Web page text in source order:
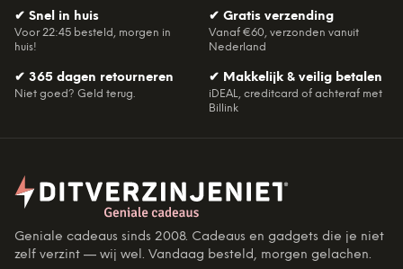
✔ Snel in huis
Voor 22:45 besteld, morgen in
huis!
✔ Gratis verzending
Vanaf €60, verzonden vanuit
Nederland
✔ 365 dagen retourneren
Niet goed? Geld terug.
✔ Makkelijk & veilig betalen
iDEAL, creditcard of achteraf met
Billink
Geniale cadeaus sinds 2008. Cadeaus en gadgets die je niet
zelf verzint — wij wel. Vandaag besteld, morgen gelachen.